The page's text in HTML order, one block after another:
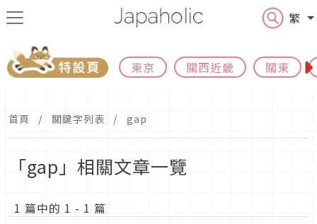
繁
東京 關西近畿 關東
首頁 關鍵字列表 gap
「gap」相關文章一覽
1 篇中的 1 - 1 篇